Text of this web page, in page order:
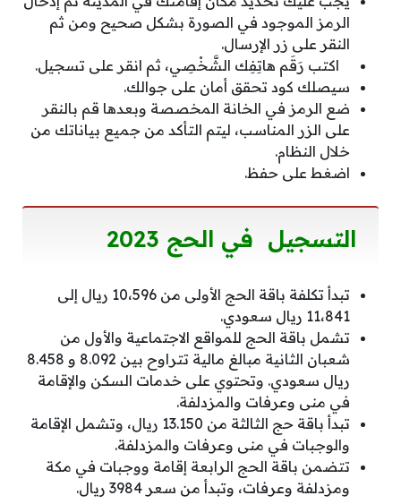
الرمز الموجود في الصورة بشكل صحيح ومن ثم
النقر على زر الإرسال.
اكتب رَقَم هاتِفِك الشَّخْصِي، ثم انقر على تسجيل.
سيصلك كود تحقق أمان على جوالك.
ضع الرمز في الخانة المخصصة وبعدها قم بالنقر
على الزر المناسب، ليتم التأكد من جميع بياناتك من
خلال النظام.
اضغط على حفظ.
التسجيل في الحج 2023
تبدأ تكلفة باقة الحج الأولى من 10،596 ريال إلى
11،841 ريال سعودي.
تشمل باقة الحج للمواقع الاجتماعية والأول من
شعبان الثانية مبالغ مالية تتراوح بين 8.092 و 8.458
ريال سعودي. وتحتوي على خدمات السكن والإقامة
في منى وعرفات والمزدلفة.
تبدأ باقة حج الثالثة من 13.150 ريال، وتشمل الإقامة
والوجبات في منى وعرفات والمزدلفة.
تتضمن باقة الحج الرابعة إقامة ووجبات في مكة
ومزدلفة وعرفات، وتبدأ من سعر 3984 ريال.